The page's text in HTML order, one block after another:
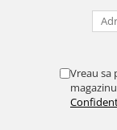
Vreau sa